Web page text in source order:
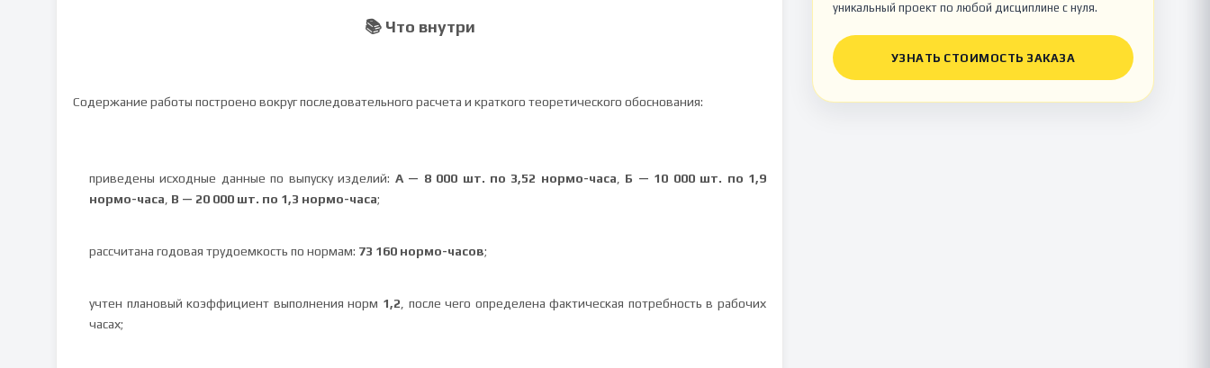
📚 Что внутри
Содержание работы построено вокруг последовательного расчета и краткого теоретического обоснования:
приведены исходные данные по выпуску изделий: А — 8 000 шт. по 3,52 нормо-часа
Б — 10 000 шт. по 1,9
нормо-часа В — 20 000 шт. по 1,3 нормо-часа;
рассчитана годовая трудоемкость по нормам: 73 160 нормо-часов;
учтен плановый коэффициент выполнения норм 1,2 , после чего определена фактическая потребность в рабочих
часах;
уникальный проект по любой дисциплине с нуля.
УЗНАТЬ СТОИМОСТЬ ЗАКАЗА